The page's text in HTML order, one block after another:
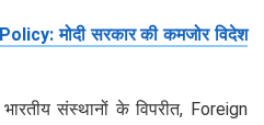
मोदी सरकार की कमजोर विदेश
संस्थानों के विपरीत, Foreign